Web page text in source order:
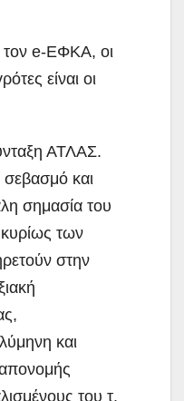
e-ΕΦΚΑ, οι
είναι οι
ΑΤΛΑΣ.
σεβασμό και
σημασία του
των
στην
και
του τ.